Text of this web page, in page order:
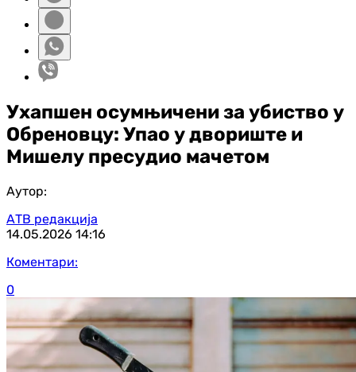
Ухапшен осумњичени за убиство у
Обреновцу: Упао у двориште и
Мишелу пресудио мачетом
Аутор:
АТВ редакција
14.05.2026 14:16
Коментари:
0